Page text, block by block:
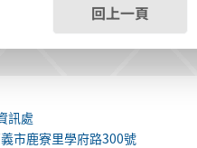
回上一頁
訊處
市鹿寮里學府路300號